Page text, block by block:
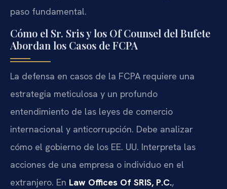
paso fundamental.
Cómo el Sr. Sris y los Of Counsel del Bufete
Abordan los Casos de FCPA
La defensa en casos de la FCPA requiere una
estrategia meticulosa y un profundo
entendimiento de las leyes de comercio
internacional y anticorrupción. Debe analizar
cómo el gobierno de los EE. UU. Interpreta las
acciones de una empresa o individuo en el
extranjero. En Law Offices Of SRIS, P.C.,